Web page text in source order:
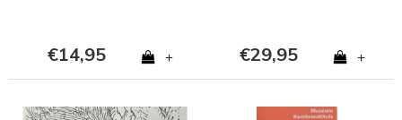
€14,95 + €29,95 +